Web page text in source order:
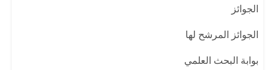
الجوائز
الجوائز المرشح لها
بوابة البحث العلمي